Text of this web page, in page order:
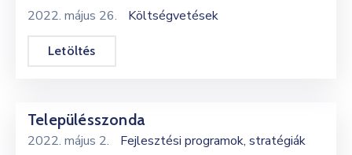
2022. május 26.
Költségvetések
Letöltés
Településszonda
2022. május 2. Fejlesztési programok, stratégiák